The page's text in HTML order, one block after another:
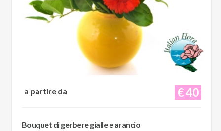
€ 40
a partire da
Bouquet di gerbere gialle e arancio